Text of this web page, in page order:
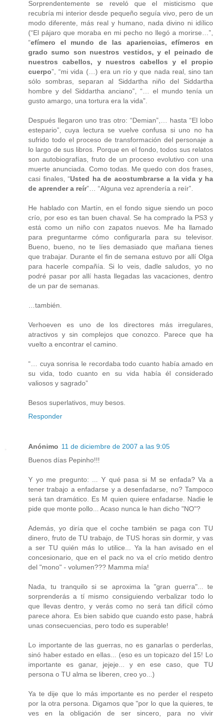
Sorprendentemente se reveló que el misticismo que
recubría mi interior desde pequeño seguía vivo, pero de un
modo diferente, más real y humano, nada divino ni idílico
(“El pájaro que moraba en mi pecho no llegó a morirse…”,
“efímero el mundo de las apariencias, efímeros en
grado sumo son nuestros vestidos, y el peinado de
nuestros cabellos, y nuestros cabellos y el propio
cuerpo”, “mi vida (…) era un río y que nada real, sino tan
sólo sombras, separan al Siddartha niño del Siddartha
hombre y del Siddartha anciano”, “… el mundo tenía un
gusto amargo, una tortura era la vida”.
Después llegaron uno tras otro: “Demian”,… hasta “El lobo
estepario”, cuya lectura se vuelve confusa si uno no ha
sufrido todo el proceso de transformación del personaje a
lo largo de sus libros. Porque en el fondo, todos sus relatos
son autobiografías, fruto de un proceso evolutivo con una
muerte anunciada. Como todas. Me quedo con dos frases,
casi finales, “Usted ha de acostumbrarse a la vida y ha
de aprender a reír”… “Alguna vez aprendería a reír”.
He hablado con Martín, en el fondo sigue siendo un poco
crío, por eso es tan buen chaval. Se ha comprado la PS3 y
está como un niño con zapatos nuevos. Me ha llamado
para preguntarme cómo configurarla para su televisor.
Bueno, bueno, no te líes demasiado que mañana tienes
que trabajar. Durante el fin de semana estuvo por allí Olga
para hacerle compañía. Si lo veis, dadle saludos, yo no
podré pasar por allí hasta llegadas las vacaciones, dentro
de un par de semanas.
…también.
Verhoeven es uno de los directores más irregulares,
atractivos y sin complejos que conozco. Parece que ha
vuelto a encontrar el camino.
“… cuya sonrisa le recordaba todo cuanto había amado en
su vida, todo cuanto en su vida había él considerado
valiosos y sagrado”
Besos superlativos, muy besos.
Responder
Anónimo 11 de diciembre de 2007 a las 9:05
Buenos días Pepinho!!!
Y yo me pregunto: ... Y qué pasa si M se enfada? Va a
tener trabajo a enfadarse y a desenfadarse, no? Tampoco
será tan dramático. Es M quien quiere enfadarse. Nadie le
pide que monte pollo... Acaso nunca le han dicho "NO"?
Además, yo diría que el coche también se paga con TU
dinero, fruto de TU trabajo, de TUS horas sin dormir, y vas
a ser TU quién más lo utilice... Ya la han avisado en el
concesionario, que en el pack no va el crío metido dentro
del "mono" - volumen??? Mamma mía!
Nada, tu tranquilo si se aproxima la "gran guerra"... te
sorprenderás a tí mismo consiguiendo verbalizar todo lo
que llevas dentro, y verás como no será tan difícil cómo
parece ahora. Es bien sabido que cuando esto pase, habrá
unas consecuencias, pero todo es superable!
Lo importante de las guerras, no es ganarlas o perderlas,
sinó haber estado en ellas... (eso es un topicazo del 15! Lo
importante es ganar, jejeje... y en ese caso, que TU
persona o TU alma se liberen, creo yo...)
Ya te dije que lo más importante es no perder el respeto
por la otra persona. Digamos que "por lo que la quieres, te
ves en la obligación de ser sincero, para no vivir